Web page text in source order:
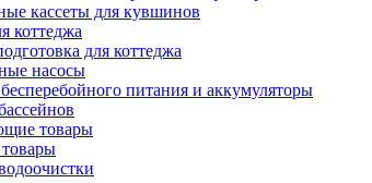
кассеты для кувшинов
коттеджа
для коттеджа
насосы
питания и аккумуляторы
товары